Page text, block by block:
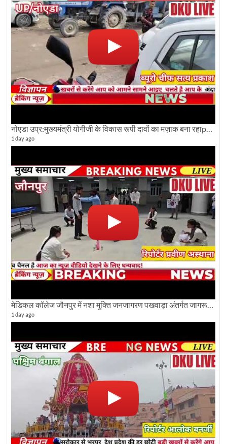
नोएडा उप्र:मुख्यमंत्री योगीजी के विकास रूपी दावों का मज़ाक बना रहाpwdविभाग:देखे ग्राउण्ड रिपोर्टिंग
1 day ago
1 day ago